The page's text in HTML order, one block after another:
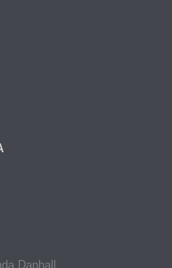
Danhall